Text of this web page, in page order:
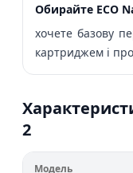
Обирайте ECO
хочете базову
картриджем і
2
Модель